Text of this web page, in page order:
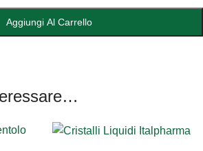
Aggiungi Al Carrello